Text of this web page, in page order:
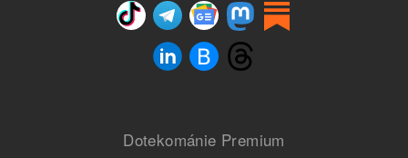
Dotekománie Premium